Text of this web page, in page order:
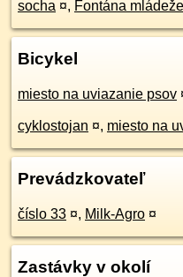
socha ¤, Fontána mládeže
Bicykel
miesto na uviazanie psov
cyklostojan ¤, miesto na
Prevádzkovateľ
číslo 33 ¤, Milk-Agro ¤
Zastávky v okolí